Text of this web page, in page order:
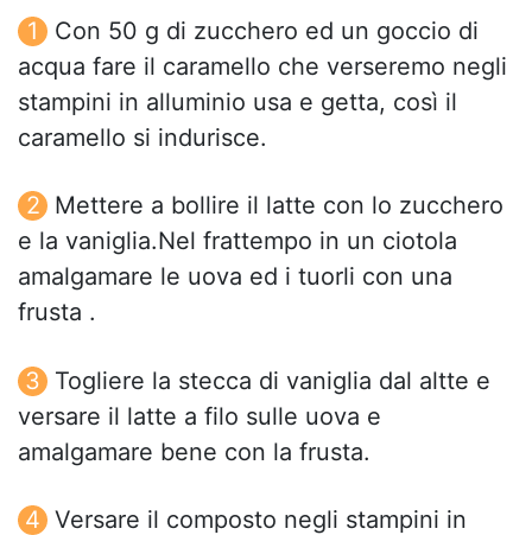
Con 50 g di zucchero ed un goccio di
acqua fare il caramello che verseremo negli
stampini in alluminio usa e getta, così il
caramello si indurisce.
Mettere a bollire il latte con lo zucchero
e la vaniglia.Nel frattempo in un ciotola
amalgamare le uova ed i tuorli con una
frusta .
Togliere la stecca di vaniglia dal altte e
versare il latte a filo sulle uova e
amalgamare bene con la frusta.
Versare il composto negli stampini in